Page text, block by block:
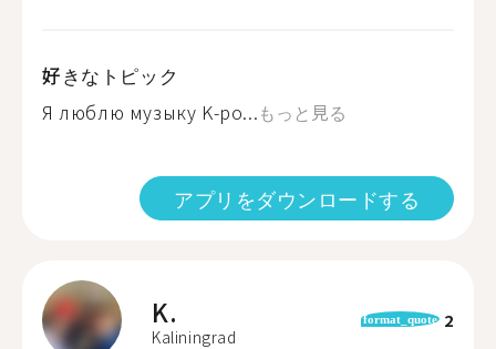
好きなトピック
Я люблю музыку K-po...もっと見る
アプリをダウンロードする
K.
Kaliningrad
format_quote 2